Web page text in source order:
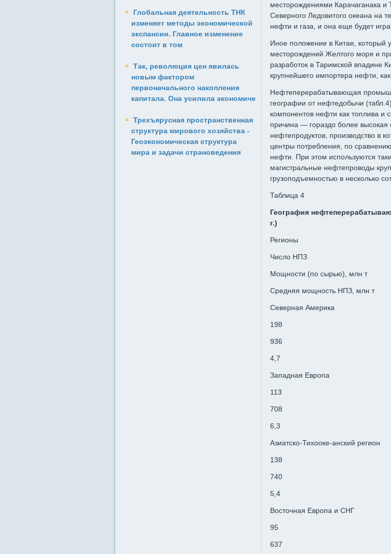
Глобальная деятельность ТНК
изменяет методы экономической
экспансии. Главное изменение
состоит в том
Так, революция цен явилась
новым фактором
первоначального накопления
капитала. Она усилила экономиче
Трехъярусная пространственная
структура мирового хозяйства -
Геоэкономическая структура
мира и задачи страноведения
месторожде­ниями Карачаганака
Северного Ледовитого океана на
нефти и газа, и она еще будет
Иное положение в Китае, который
месторождений Желтого моря и
разработок в Таримской впадине
крупнейшего импортера нефти,
Нефтеперерабатывающая
географии от нефтедобычи
компонентов нефти как топлива
причина — гораз­до более высокая
нефтепродуктов, производство в
центры потребления, по
нефти. При этом используются
магистральные нефтепрово­ды
грузоподъемностью в несколь­ко
Таблица 4
География
г.)
Регионы
Число НПЗ
Мощности (по сырью), млн т
Средняя мощ­ность НПЗ, млн т
Северная Америка
198
936
4,7
Западная Европа
113
708
6,3
Азиатско-Тихооке-анский регион
138
740
5,4
Восточная Европа и СНГ
95
637